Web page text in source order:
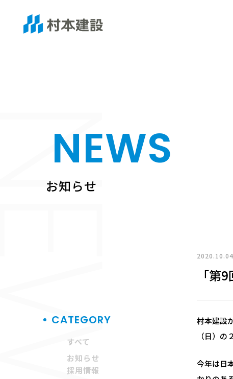
NEWS
お知らせ
CATEGORY
すべて
お知らせ
採用情報
2020.10.04
「第
村本建設
（日）
今年は日